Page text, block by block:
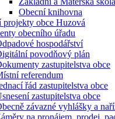
Obecní knihovna
projekty obce Huzová
obecního úřadu
hospodářství
povodňový plán
zastupitelstva obce
referendum
řád zastupitelstva obce
zastupitelstva obce
závazné vyhlášky a
na pronájem, prodej,